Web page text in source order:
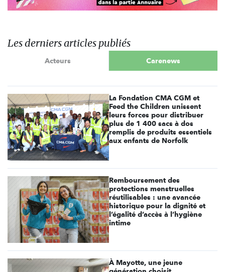
Les derniers articles publiés
Acteurs Carenews
La Fondation CMA CGM et
Feed the Children unissent
leurs forces pour distribuer
plus de 1 400 sacs à dos
remplis de produits essentiels
aux enfants de Norfolk
Remboursement des
protections menstruelles
réutilisables : une avancée
historique pour la dignité et
l’égalité d’accès à l’hygiène
intime
À Mayotte, une jeune